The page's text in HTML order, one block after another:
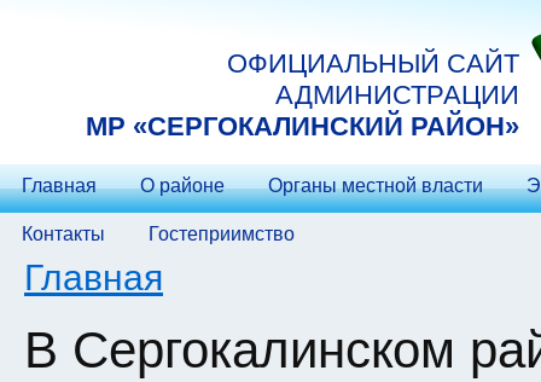
ОФИЦИАЛЬНЫЙ САЙТ
АДМИНИСТРАЦИИ
МP «СЕРГОКАЛИНСКИЙ РАЙОН»
Главная О районе Органы местной власти
Контакты Гостеприимство
Вы здесь
Главная
В Сергокалинском